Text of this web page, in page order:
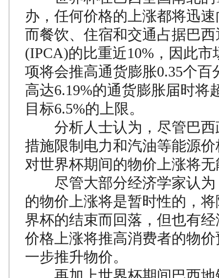
办，任何价格的上涨都将迅
而餐饮、住宿和交通占据巴
(IPCA)的比重近10%，因此市
项将会推高通货膨胀0.35个百
高达6.19%的通货膨胀届时将
目标6.5%的上限。
分析人士认为，尽管巴西
措施限制电力和汽油等能源
对世界杯期间的物价上涨将
尽管大部分经济学家认为
的物价上涨将是暂时性的，
界杯的结束而回落，但也有
价格上涨将推高消费者的物
一步推升物价。